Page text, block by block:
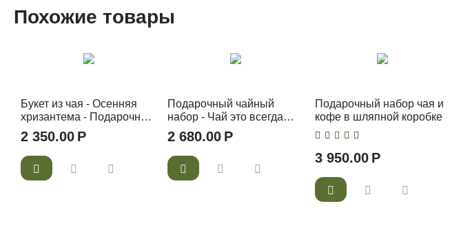
Похожие товары
Букет из чая - Осенняя
хризантема - Подарочный
набор чайный букет
2 350.00 Р
Подарочный чайный
набор - Чай это всегда
хорошая идея
2 680.00 Р
Подарочный набор чая и
кофе в шляпной коробке
3 950.00 Р